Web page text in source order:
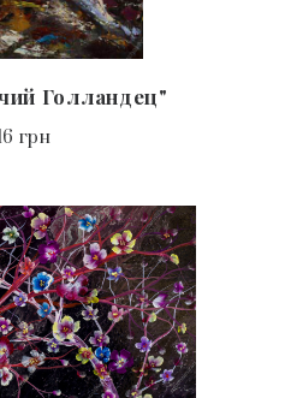
Голландец"
грн